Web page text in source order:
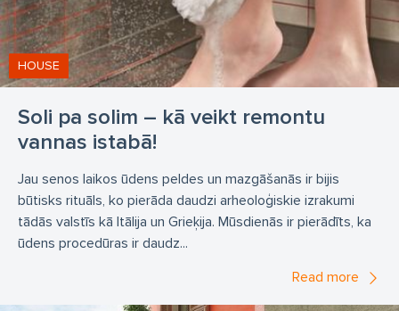
Soli pa solim – kā veikt remontu
vannas istabā!
HOUSE
Jau senos laikos ūdens peldes un mazgāšanās ir bijis
būtisks rituāls, ko pierāda daudzi arheoloģiskie izrakumi
tādās valstīs kā Itālija un Grieķija. Mūsdienās ir pierādīts, ka
ūdens procedūras ir daudz...
Read more